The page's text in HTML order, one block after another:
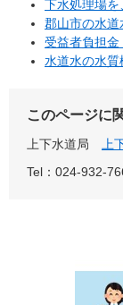
下水処理場
郡山市の水
受益者負担
水道水の水
このページに
上下水道局 上
Tel：024-932-